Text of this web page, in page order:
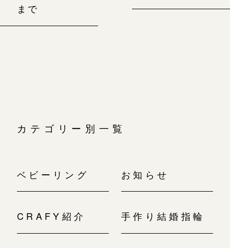
まで
カテゴリー別一覧
ベビーリング お知らせ
CRAFY紹介 手作り結婚指輪